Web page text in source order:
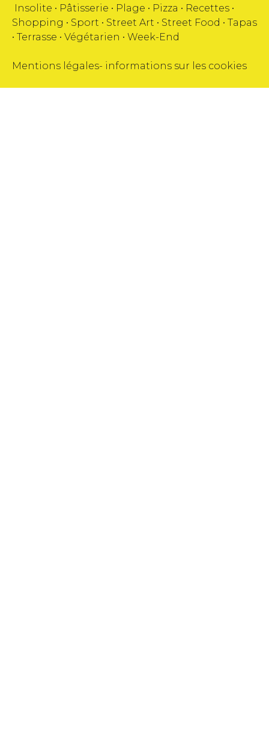
Insolite • Pâtisserie • Plage • Pizza • Recettes •
Shopping • Sport • Street Art • Street Food • Tapas
• Terrasse • Végétarien • Week-End
Mentions légales- informations sur les cookies